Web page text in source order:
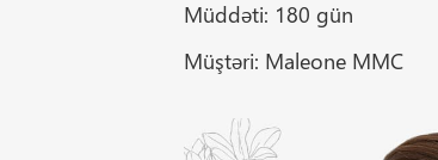
Müddəti: 180 gün
Müştəri: Maleone MMC